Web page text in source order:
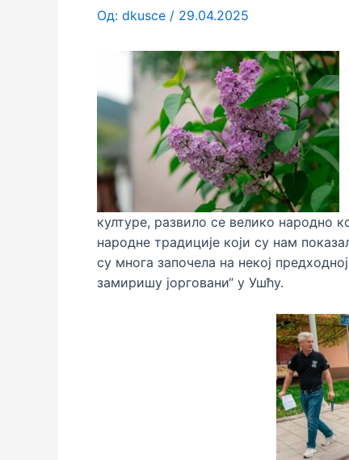
Од: dkusce / 29.04.2025
културе, развило се велико народно
народне традиције који су нам
су многа започела на некој
замиришу јорговани“ у Ушћу.